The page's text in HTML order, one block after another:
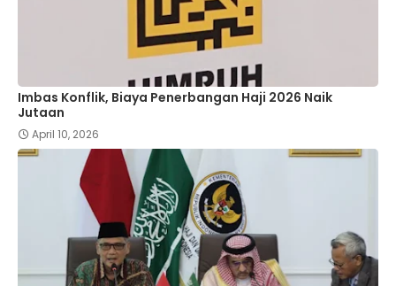
Imbas Konflik, Biaya Penerbangan Haji 2026 Naik
Jutaan
April 10, 2026